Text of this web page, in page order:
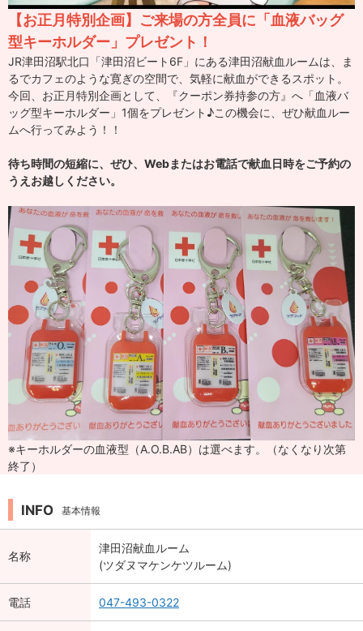
【お正月特別企画】ご来場の方全員に「血液バッグ
型キーホルダー」プレゼント！
JR津田沼駅北口「津田沼ビート6F」にある津田沼献血ルームは、ま
るでカフェのような寛ぎの空間で、気軽に献血ができるスポット。
今回、お正月特別企画として、『クーポン券持参の方』へ「血液バ
ッグ型キーホルダー」1個をプレゼント♪この機会に、ぜひ献血ルー
ムへ行ってみよう！！
待ち時間の短縮に、ぜひ、Webまたはお電話で献血日時をご予約の
うえお越しください。
※キーホルダーの血液型（A.O.B.AB）は選べます。（なくなり次第
終了）
INFO 基本情報
名称
津田沼献血ルーム
(ツダヌマケンケツルーム)
電話 047-493-0322